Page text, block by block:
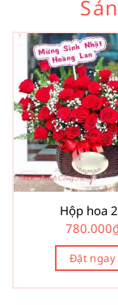
Hộp hoa
780.000
Đặt ngay